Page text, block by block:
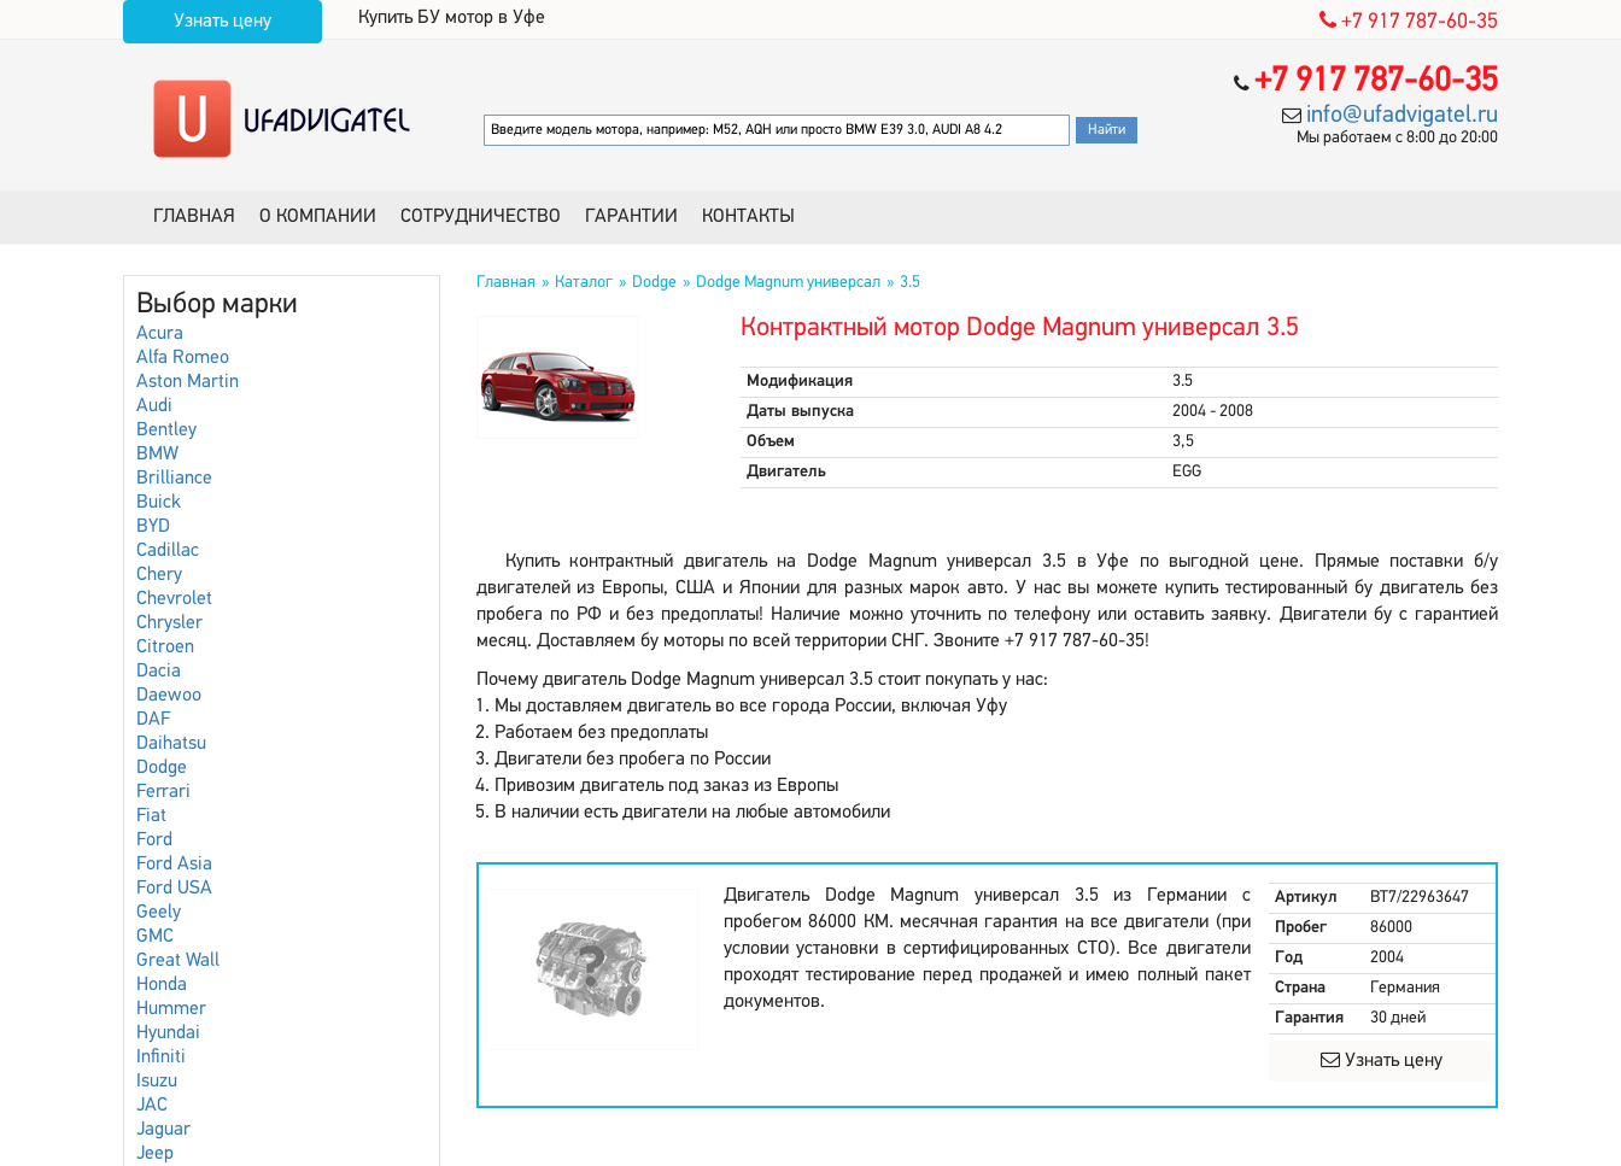
Узнать цену Купить БУ мотор в Уфе +7 917 787-60-35
+7 917 787-60-35
info@ufadvigatel.ru
Мы работаем с 8:00 до 20:00
ГЛАВНАЯ О КОМПАНИИ СОТРУДНИЧЕСТВО ГАРАНТИИ КОНТАКТЫ
Выбор марки
Acura
Alfa Romeo
Aston Martin
Audi
Bentley
BMW
Brilliance
Buick
BYD
Cadillac
Chery
Chevrolet
Chrysler
Citroen
Dacia
Daewoo
DAF
Daihatsu
Dodge
Ferrari
Fiat
Ford
Ford Asia
Ford USA
Geely
GMC
Great Wall
Honda
Hummer
Hyundai
Infiniti
Isuzu
JAC
Jaguar
Jeep
Главная Каталог Dodge Dodge Magnum универсал 3.5
Контрактный мотор Dodge Magnum универсал 3.5
Модификация
3.5
Даты выпуска
2004 - 2008
Объем
3,5
Двигатель
EGG
Купить контрактный двигатель на Dodge Magnum универсал 3.5 в Уфе по выгодной цене. Прямые поставки б/у
двигателей из Европы, США и Японии для разных марок авто. У нас вы можете купить тестированный бу двигатель без
пробега по РФ и без предоплаты! Наличие можно уточнить по телефону или оставить заявку. Двигатели бу с гарантией
месяц. Доставляем бу моторы по всей территории СНГ. Звоните +7 917 787-60-35!
Почему двигатель Dodge Magnum универсал 3.5 стоит покупать у нас:
Мы доставляем двигатель во все города России, включая Уфу
Работаем без предоплаты
Двигатели без пробега по России
Привозим двигатель под заказ из Европы
В наличии есть двигатели на любые автомобили
Двигатель Dodge Magnum универсал 3.5 из Германии с
пробегом 86000 КМ. месячная гарантия на все двигатели (при
условии установки в сертифицированных СТО). Все двигатели
проходят тестирование перед продажей и имею полный пакет
документов.
Артикул
BT7/22963647
Пробег
86000
Год
2004
Страна
Германия
Гарантия
30 дней
Узнать цену